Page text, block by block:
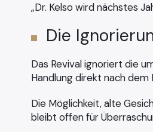
„Dr. Kelso wird nächstes
Die
Das Revival ignoriert die
Handlung direkt nach dem
Die Möglichkeit, alte
bleibt offen für